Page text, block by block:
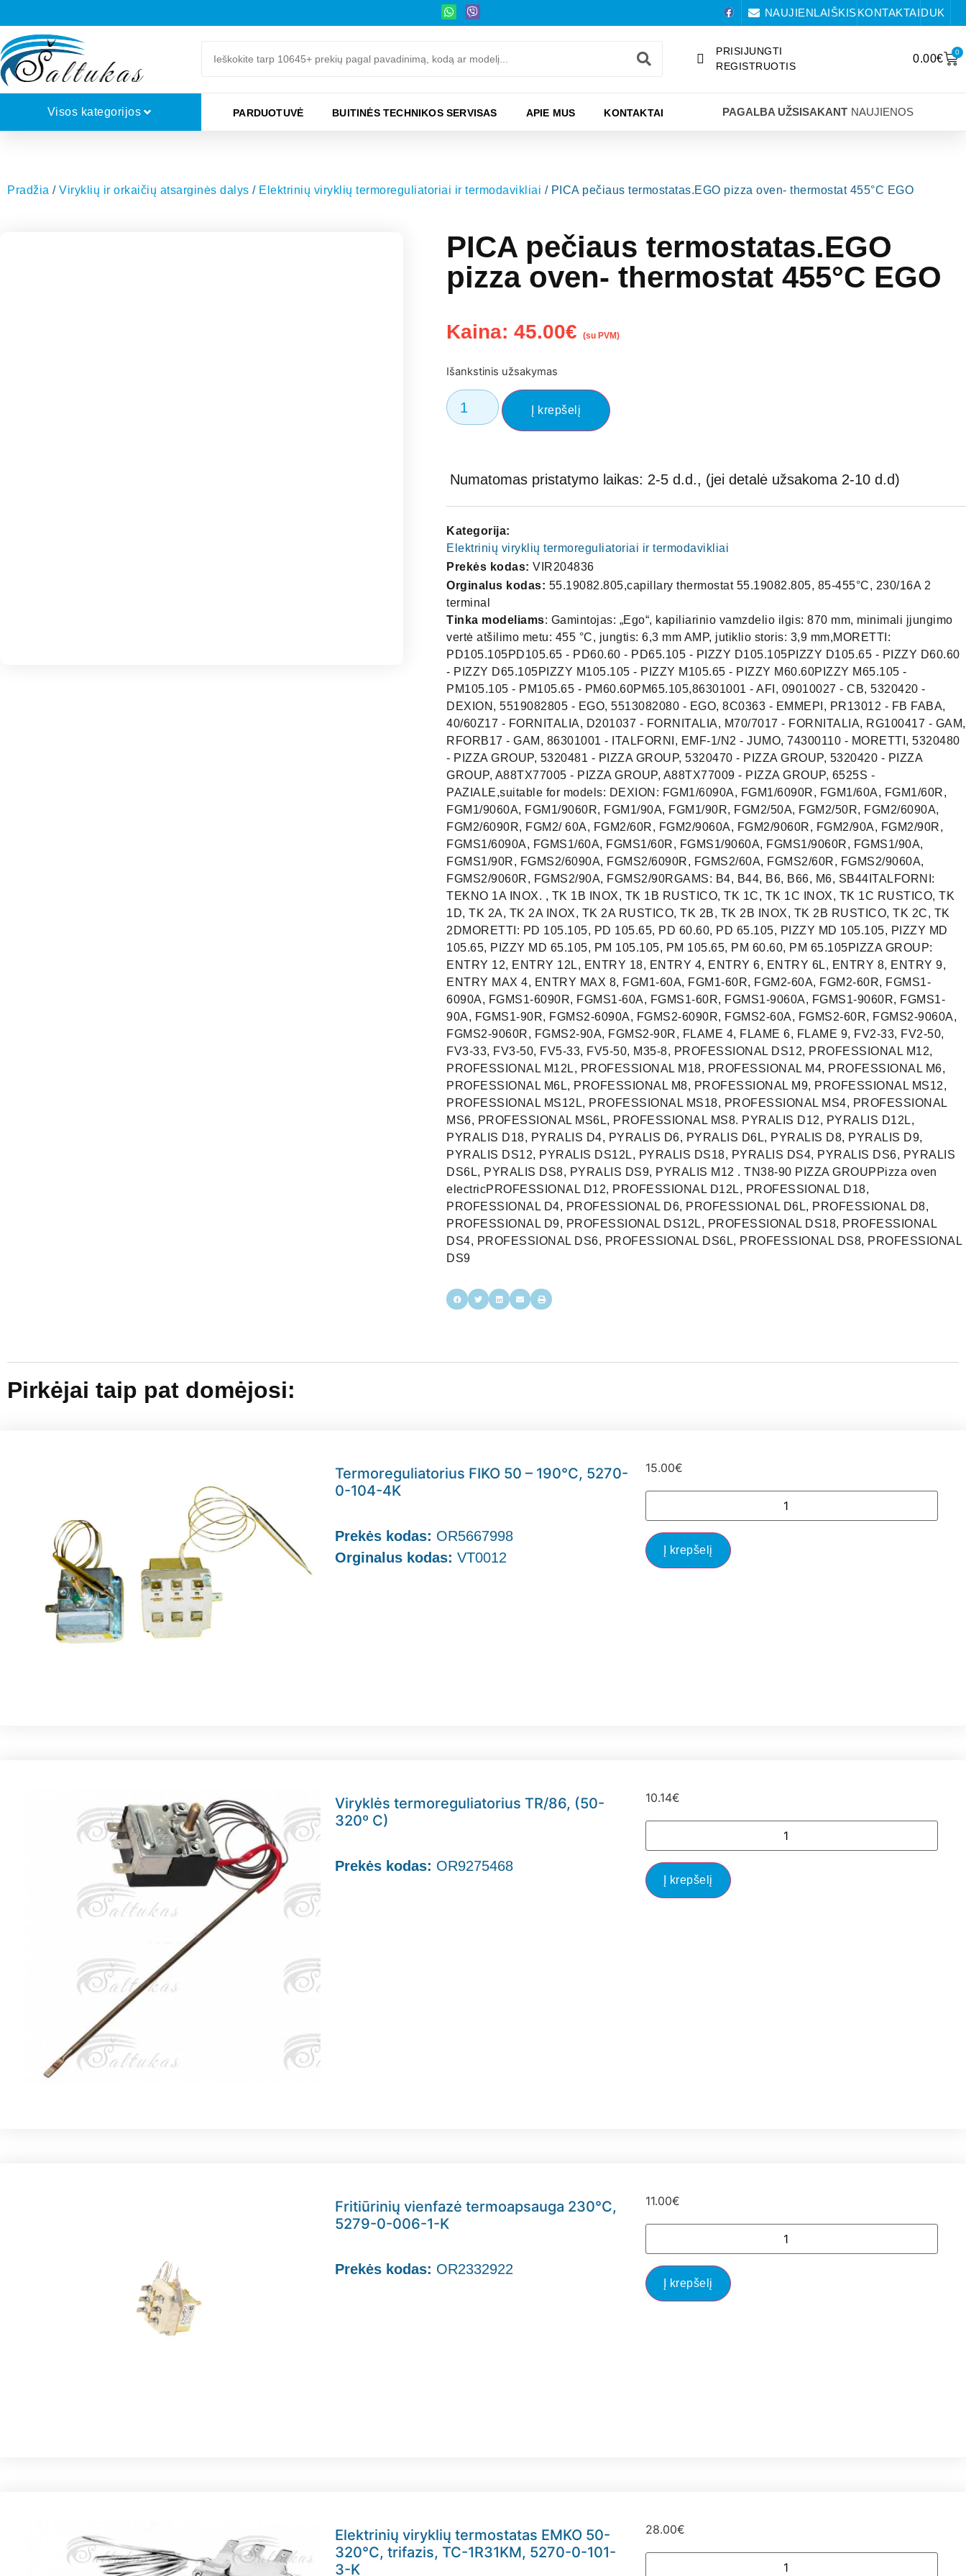
NAUJIENLAIŠKISKONTAKTAIDUK
PRISIJUNGTI
REGISTRUOTIS
0.00€
0
Visos kategorijos PARDUOTUVĖ BUITINĖS TECHNIKOS SERVISAS APIE MUS KONTAKTAI PAGALBA UŽSISAKANT NAUJIENOS
Pradžia / Viryklių ir orkaičių atsarginės dalys / Elektrinių viryklių termoreguliatoriai ir termodavikliai / PICA pečiaus termostatas.EGO pizza oven- thermostat 455°C EGO
PICA pečiaus termostatas.EGO
pizza oven- thermostat 455°C EGO
Kaina:45.00€ (su PVM)
Išankstinis užsakymas
Į krepšelį
Numatomas pristatymo laikas: 2-5 d.d., (jei detalė užsakoma 2-10 d.d)
Kategorija:
Elektrinių viryklių termoreguliatoriai ir termodavikliai
Prekės kodas:VIR204836
Orginalus kodas: 55.19082.805,capillary thermostat 55.19082.805, 85-455°C, 230/16A 2
terminal
Tinka modeliams: Gamintojas: „Ego“, kapiliarinio vamzdelio ilgis: 870 mm, minimali įjungimo
vertė atšilimo metu: 455 °C, jungtis: 6,3 mm AMP, jutiklio storis: 3,9 mm,MORETTI:
PD105.105PD105.65 - PD60.60 - PD65.105 - PIZZY D105.105PIZZY D105.65 - PIZZY D60.60
- PIZZY D65.105PIZZY M105.105 - PIZZY M105.65 - PIZZY M60.60PIZZY M65.105 -
PM105.105 - PM105.65 - PM60.60PM65.105,86301001 - AFI, 09010027 - CB, 5320420 -
DEXION, 5519082805 - EGO, 5513082080 - EGO, 8C0363 - EMMEPI, PR13012 - FB FABA,
40/60Z17 - FORNITALIA, D201037 - FORNITALIA, M70/7017 - FORNITALIA, RG100417 - GAM,
RFORB17 - GAM, 86301001 - ITALFORNI, EMF-1/N2 - JUMO, 74300110 - MORETTI, 5320480
- PIZZA GROUP, 5320481 - PIZZA GROUP, 5320470 - PIZZA GROUP, 5320420 - PIZZA
GROUP, A88TX77005 - PIZZA GROUP, A88TX77009 - PIZZA GROUP, 6525S -
PAZIALE,suitable for models: DEXION: FGM1/6090A, FGM1/6090R, FGM1/60A, FGM1/60R,
FGM1/9060A, FGM1/9060R, FGM1/90A, FGM1/90R, FGM2/50A, FGM2/50R, FGM2/6090A,
FGM2/6090R, FGM2/ 60A, FGM2/60R, FGM2/9060A, FGM2/9060R, FGM2/90A, FGM2/90R,
FGMS1/6090A, FGMS1/60A, FGMS1/60R, FGMS1/9060A, FGMS1/9060R, FGMS1/90A,
FGMS1/90R, FGMS2/6090A, FGMS2/6090R, FGMS2/60A, FGMS2/60R, FGMS2/9060A,
FGMS2/9060R, FGMS2/90A, FGMS2/90RGAMS: B4, B44, B6, B66, M6, SB44ITALFORNI:
TEKNO 1A INOX. , TK 1B INOX, TK 1B RUSTICO, TK 1C, TK 1C INOX, TK 1C RUSTICO, TK
1D, TK 2A, TK 2A INOX, TK 2A RUSTICO, TK 2B, TK 2B INOX, TK 2B RUSTICO, TK 2C, TK
2DMORETTI: PD 105.105, PD 105.65, PD 60.60, PD 65.105, PIZZY MD 105.105, PIZZY MD
105.65, PIZZY MD 65.105, PM 105.105, PM 105.65, PM 60.60, PM 65.105PIZZA GROUP:
ENTRY 12, ENTRY 12L, ENTRY 18, ENTRY 4, ENTRY 6, ENTRY 6L, ENTRY 8, ENTRY 9,
ENTRY MAX 4, ENTRY MAX 8, FGM1-60A, FGM1-60R, FGM2-60A, FGM2-60R, FGMS1-
6090A, FGMS1-6090R, FGMS1-60A, FGMS1-60R, FGMS1-9060A, FGMS1-9060R, FGMS1-
90A, FGMS1-90R, FGMS2-6090A, FGMS2-6090R, FGMS2-60A, FGMS2-60R, FGMS2-9060A,
FGMS2-9060R, FGMS2-90A, FGMS2-90R, FLAME 4, FLAME 6, FLAME 9, FV2-33, FV2-50,
FV3-33, FV3-50, FV5-33, FV5-50, M35-8, PROFESSIONAL DS12, PROFESSIONAL M12,
PROFESSIONAL M12L, PROFESSIONAL M18, PROFESSIONAL M4, PROFESSIONAL M6,
PROFESSIONAL M6L, PROFESSIONAL M8, PROFESSIONAL M9, PROFESSIONAL MS12,
PROFESSIONAL MS12L, PROFESSIONAL MS18, PROFESSIONAL MS4, PROFESSIONAL
MS6, PROFESSIONAL MS6L, PROFESSIONAL MS8. PYRALIS D12, PYRALIS D12L,
PYRALIS D18, PYRALIS D4, PYRALIS D6, PYRALIS D6L, PYRALIS D8, PYRALIS D9,
PYRALIS DS12, PYRALIS DS12L, PYRALIS DS18, PYRALIS DS4, PYRALIS DS6, PYRALIS
DS6L, PYRALIS DS8, PYRALIS DS9, PYRALIS M12 . TN38-90 PIZZA GROUPPizza oven
electricPROFESSIONAL D12, PROFESSIONAL D12L, PROFESSIONAL D18,
PROFESSIONAL D4, PROFESSIONAL D6, PROFESSIONAL D6L, PROFESSIONAL D8,
PROFESSIONAL D9, PROFESSIONAL DS12L, PROFESSIONAL DS18, PROFESSIONAL
DS4, PROFESSIONAL DS6, PROFESSIONAL DS6L, PROFESSIONAL DS8, PROFESSIONAL
DS9
Pirkėjai taip pat domėjosi:
Termoreguliatorius FIKO 50 – 190°C, 5270-
0-104-4K
Prekės kodas: OR5667998
Orginalus kodas: VT0012
15.00€
Į krepšelį
Viryklės termoreguliatorius TR/86, (50-
320º C)
Prekės kodas: OR9275468
10.14€
Į krepšelį
Fritiūrinių vienfazė termoapsauga 230°C,
5279-0-006-1-K
Prekės kodas: OR2332922
11.00€
Į krepšelį
Elektrinių viryklių termostatas EMKO 50-
320°C, trifazis, TC-1R31KM, 5270-0-101-
3-K
28.00€